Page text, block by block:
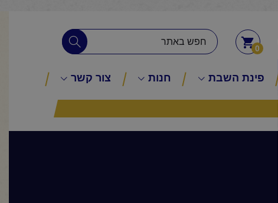
0
פינת השבת חנות צור קשר